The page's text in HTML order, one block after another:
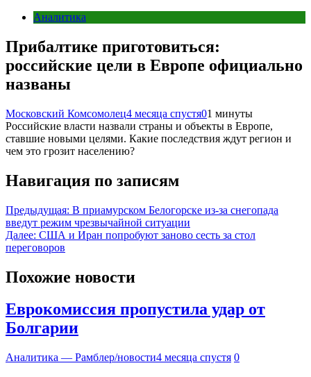
Аналитика
Прибалтике приготовиться:
российские цели в Европе официально
названы
Московский Комсомолец4 месяца спустя01 минуты
Российские власти назвали страны и объекты в Европе,
ставшие новыми целями. Какие последствия ждут регион и
чем это грозит населению?
Навигация по записям
Предыдущая: В приамурском Белогорске из-за снегопада
введут режим чрезвычайной ситуации
Далее: США и Иран попробуют заново сесть за стол
переговоров
Похожие новости
Еврокомиссия пропустила удар от
Болгарии
Аналитика — Рамблер/новости4 месяца спустя 0